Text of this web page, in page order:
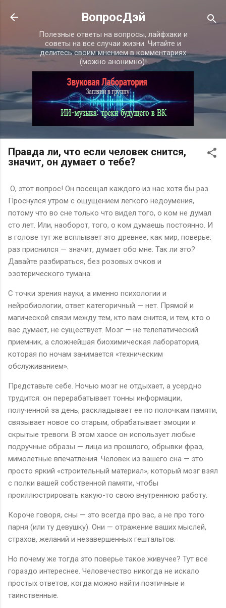
К основному контенту
ВопросДэй
Полезные ответы на вопросы, лайфхаки и
советы на все случаи жизни. Читайте и
делитесь своим мнением в комментариях
(можно анонимно)!
Правда ли, что если человек снится,
значит, он думает о тебе?
О, этот вопрос! Он посещал каждого из нас хотя бы раз.
Проснулся утром с ощущением легкого недоумения,
потому что во сне только что видел того, о ком не думал
сто лет. Или, наоборот, того, о ком думаешь постоянно. И
в голове тут же всплывает это древнее, как мир, поверье:
раз приснился — значит, думает обо мне. Так ли это?
Давайте разбираться, без розовых очков и
эзотерического тумана.
С точки зрения науки, а именно психологии и
нейробиологии, ответ категоричный — нет. Прямой и
магической связи между тем, кто вам снится, и тем, кто о
вас думает, не существует. Мозг — не телепатический
приемник, а сложнейшая биохимическая лаборатория,
которая по ночам занимается «техническим
обслуживанием».
Представьте себе. Ночью мозг не отдыхает, а усердно
трудится: он перерабатывает тонны информации,
полученной за день, раскладывает ее по полочкам памяти,
связывает новое со старым, обрабатывает эмоции и
скрытые тревоги. В этом хаосе он использует любые
подручные образы — лица из прошлого, обрывки фраз,
мимолетные впечатления. Человек из вашего сна — это
просто яркий «строительный материал», который мозг взял
с полки вашей собственной памяти, чтобы
проиллюстрировать какую-то свою внутреннюю работу.
Короче говоря, сны — это всегда про вас, а не про того
парня (или ту девушку). Они — отражение ваших мыслей,
страхов, желаний и незавершенных гештальтов.
Но почему же тогда это поверье такое живучее? Тут все
гораздо интереснее. Человечество никогда не искало
простых ответов, когда можно найти поэтичные и
таинственные.